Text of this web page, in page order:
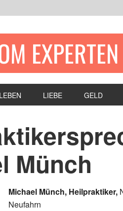
EXPERTEN
LEBEN LIEBE GELD
Münch
Michael Münch, Heilpraktiker,
Neufahrn